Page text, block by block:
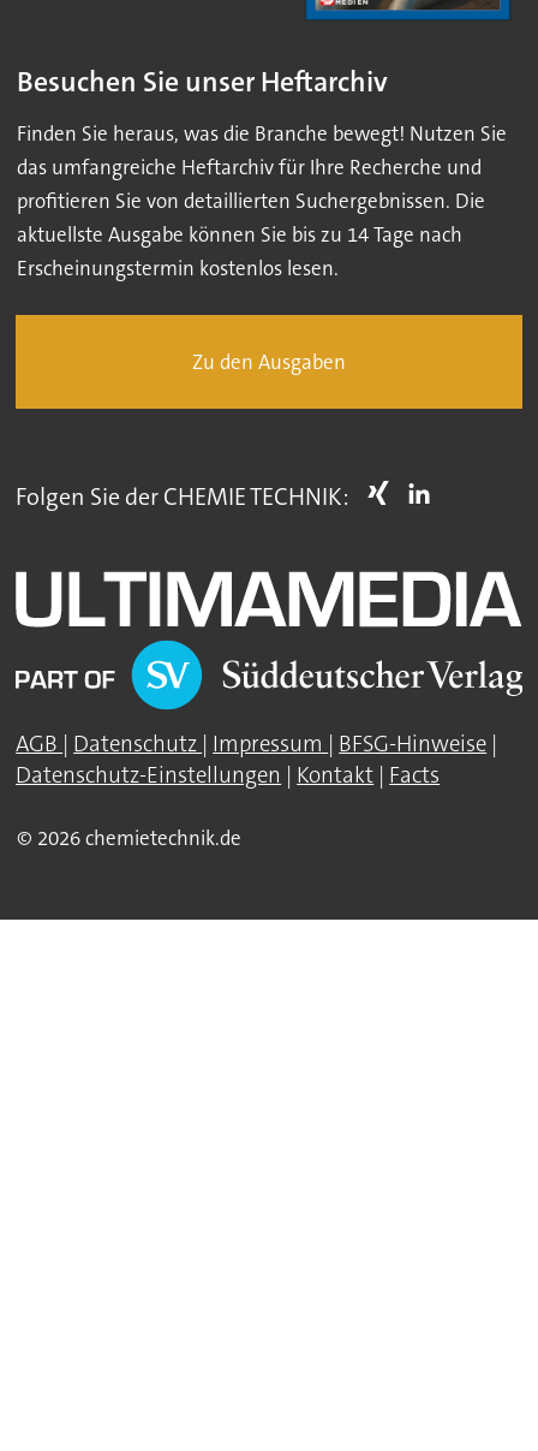
Besuchen Sie unser Heftarchiv
Finden Sie heraus, was die Branche bewegt! Nutzen Sie
das umfangreiche Heftarchiv für Ihre Recherche und
profitieren Sie von detaillierten Suchergebnissen. Die
aktuellste Ausgabe können Sie bis zu 14 Tage nach
Erscheinungstermin kostenlos lesen.
Zu den Ausgaben
Folgen Sie der CHEMIE TECHNIK:
AGB | Datenschutz | Impressum | BFSG-Hinweise |
Datenschutz-Einstellungen | Kontakt | Facts
© 2026 chemietechnik.de